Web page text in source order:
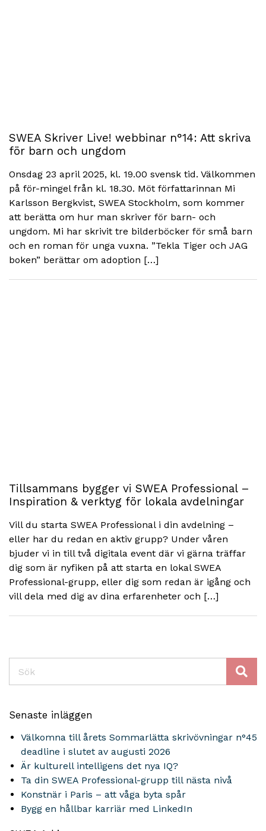
SWEA Skriver Live! webbinar n°14: Att skriva
för barn och ungdom
Onsdag 23 april 2025, kl. 19.00 svensk tid. Välkommen
på för-mingel från kl. 18.30. Möt författarinnan Mi
Karlsson Bergkvist, SWEA Stockholm, som kommer
att berätta om hur man skriver för barn- och
ungdom. Mi har skrivit tre bilderböcker för små barn
och en roman för unga vuxna. ”Tekla Tiger och JAG
boken” berättar om adoption […]
Tillsammans bygger vi SWEA Professional –
Inspiration & verktyg för lokala avdelningar
Vill du starta SWEA Professional i din avdelning –
eller har du redan en aktiv grupp? Under våren
bjuder vi in till två digitala event där vi gärna träffar
dig som är nyfiken på att starta en lokal SWEA
Professional-grupp, eller dig som redan är igång och
vill dela med dig av dina erfarenheter och […]
Senaste inläggen
Välkomna till årets Sommarlätta skrivövningar n°45
deadline i slutet av augusti 2026
Är kulturell intelligens det nya IQ?
Ta din SWEA Professional-grupp till nästa nivå
Konstnär i Paris – att våga byta spår
Bygg en hållbar karriär med LinkedIn